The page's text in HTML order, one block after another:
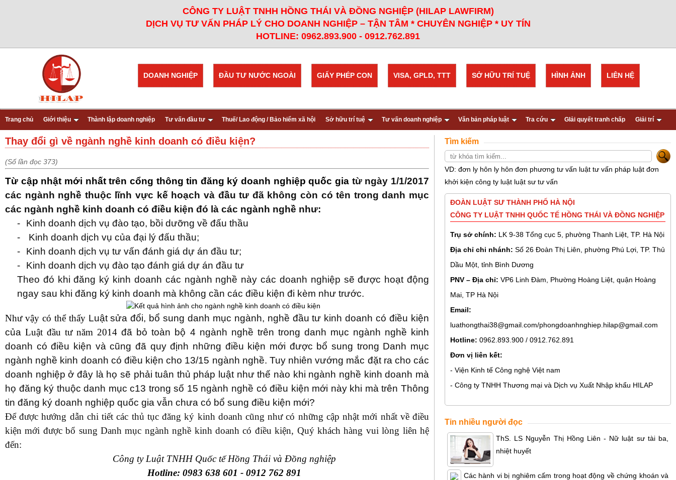
CÔNG TY LUẬT TNHH HỒNG THÁI VÀ ĐỒNG NGHIỆP (HILAP LAWFIRM)
DỊCH VỤ TƯ VẤN PHÁP LÝ CHO DOANH NGHIỆP – TẬN TÂM * CHUYÊN NGHIỆP * UY TÍN
HOTLINE: 0962.893.900 - 0912.762.891
LIÊN HỆ
HÌNH ẢNH
SỞ HỮU TRÍ TUỆ
VISA, GPLD, TTT
GIẤY PHÉP CON
ĐẦU TƯ NƯỚC NGOÀI
DOANH NGHIỆP
Trang chủ Giới thiệu Thành lập doanh nghiệp Tư vấn đầu tư Thuế/ Lao động / Bảo hiểm xã hội Sở hữu trí tuệ Tư vấn doanh nghiệp Văn bản pháp luật Tra cứu GIải quyết tranh chấp Giải trí
Thay đổi gì về ngành nghề kinh doanh có điều kiện?
(Số lần đọc 373)
Từ cập nhật mới nhất trên cổng thông tin đăng ký doanh nghiệp quốc gia từ ngày 1/1/2017
các ngành nghề thuộc lĩnh vực kế hoạch và đầu tư đã không còn có tên trong danh mục
các ngành nghề kinh doanh có điều kiện đó là các ngành nghề như:
-
Kinh doanh dịch vụ đào tạo, bồi dưỡng về đấu thầu
-
Kinh doanh dịch vụ của đại lý đấu thầu;
-
Kinh doanh dịch vụ tư vấn đánh giá dự án đầu tư;
-
Kinh doanh dịch vụ đào tạo đánh giá dự án đầu tư
Theo đó khi đăng ký kinh doanh các ngành nghề này các doanh nghiệp sẽ được hoạt động
ngay sau khi đăng ký kinh doanh mà không cần các điều kiện đi kèm như trước.
Như vậy có thể thấy Luật sửa đổi, bổ sung danh mục ngành, nghề đầu tư kinh doanh có điều kiện
của Luật đầu tư năm 2014 đã bỏ toàn bộ 4 ngành nghề trên trong danh mục ngành nghề kinh
doanh có điều kiện và cũng đã quy định những điều kiện mới được bổ sung trong Danh mục
ngành nghề kinh doanh có điều kiện cho 13/15 ngành nghề. Tuy nhiên vướng mắc đặt ra cho các
doanh nghiệp ở đây là họ sẽ phải tuân thủ pháp luật như thế nào khi ngành nghề kinh doanh mà
họ đăng ký thuộc danh mục c13 trong số 15 ngành nghề có điều kiện mới này khi mà trên Thông
tin đăng ký doanh nghiệp quốc gia vẫn chưa có bổ sung điều kiện mới?
Để được hướng dẫn chi tiết các thủ tục đăng ký kinh doanh cũng như có những cập nhật mới nhất về điều
kiện mới được bổ sung Danh mục ngành nghề kinh doanh có điều kiện, Quý khách hàng vui lòng liên hệ
đến:
Công ty Luật TNHH Quốc tế Hồng Thái và Đồng nghiệp
Hotline: 0983 638 601 - 0912 762 891
Tìm kiếm
VD: đơn ly hôn ly hôn đơn phương tư vấn luật tư vấn pháp luật đơn
khởi kiện công ty luật luật sư tư vấn
ĐOÀN LUẬT SƯ THÀNH PHỐ HÀ NỘI
CÔNG TY LUẬT TNHH QUỐC TẾ HỒNG THÁI VÀ ĐỒNG NGHIỆP
Trụ sở chính: LK 9-38 Tổng cục 5, phường Thanh Liệt, TP. Hà Nội
Địa chỉ chi nhánh: Số 26 Đoàn Thị Liên, phường Phú Lợi, TP. Thủ
Dầu Một, tỉnh Bình Dương
PNV – Địa chỉ: VP6 Linh Đàm, Phường Hoàng Liệt, quận Hoàng
Mai, TP Hà Nội
Email:
luathongthai38@gmail.com/phongdoanhnghiep.hilap@gmail.com
Hotline: 0962.893.900 / 0912.762.891
Đơn vị liên kết:
- Viện Kinh tế Công nghệ Việt nam
- Công ty TNHH Thương mại và Dịch vụ Xuất Nhập khẩu HILAP
Tin nhiều người đọc
ThS. LS Nguyễn Thị Hồng Liên - Nữ luật sư tài ba,
nhiệt huyết
Các hành vi bị nghiêm cấm trong hoạt động về chứng khoán và